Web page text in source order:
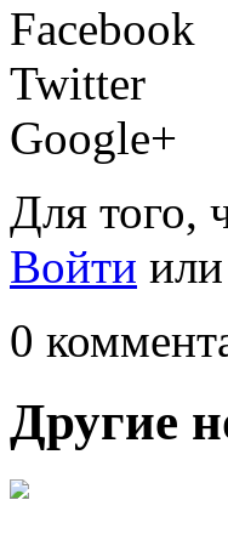
Facebook
Twitter
Google+
Для того,
Войти или
0
Другие